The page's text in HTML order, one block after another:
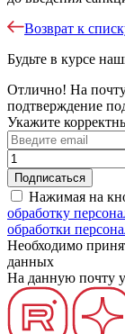
Возврат к
Будьте в курсе
Отлично! На
подтверждение
Укажите
Нажимая на
обработку
обработки
Необходимо
данных
На данную почту